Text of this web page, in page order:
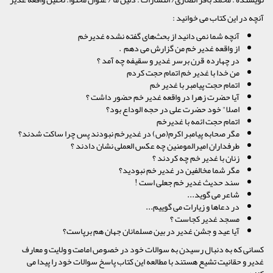
آنچه در این کتاب می خوانید :
آنچه شما نمی دانید از بحث‌های گفته نشده غدیرخم
از واقعه غدیر خم من گزارش می دهم .
در چهارده قرن برسر غدیر و سقیفه چه آمد ؟
من خدا با غدیر خم اتمام حجت کردم
اتمام حجت پیامبر با غدیر خم
آیا حضرت زهرا در واقعه غدیر خم حضور داشت ؟
اصلا" خود حضرت علی در حجه الوداع بود؟
اتمام حجت ائمه با غدیرخم
مگر صحابه پیامبر اکرم(ص) در غدیرخم نبودند پس چرا ساکت شدند؟
طرفداران امیرالمومنین چه عکس العملی نشان دادند ؟
زنان با غدیر خم چه کردند ؟
مگر شما مخالفین در غدیر خم نبودید؟
سند حدیث غدیر خم جعلی است !
شاعر می گوید...
در دعاها و زیارات می گوییم...
مسجد غدیر کجاست ؟
آیا عید و جشن غدیر در بین مسلمانان جهان هم برپاست؟
کسانی که به دنبال رسیدن به سوالات خود در خصوص امامت و ولایت و معارف
غدیر و حقانیت تشیع هستند با مطالعه این کتاب پاسخ سوالات خود را پیدا می